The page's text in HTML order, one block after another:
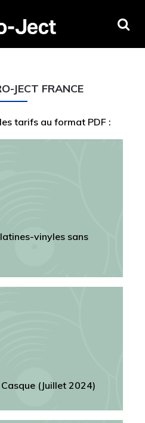
Pro-
Ject
JECT FRANCE
tarifs au format PDF :
vinyles sans
(Juillet 2024)